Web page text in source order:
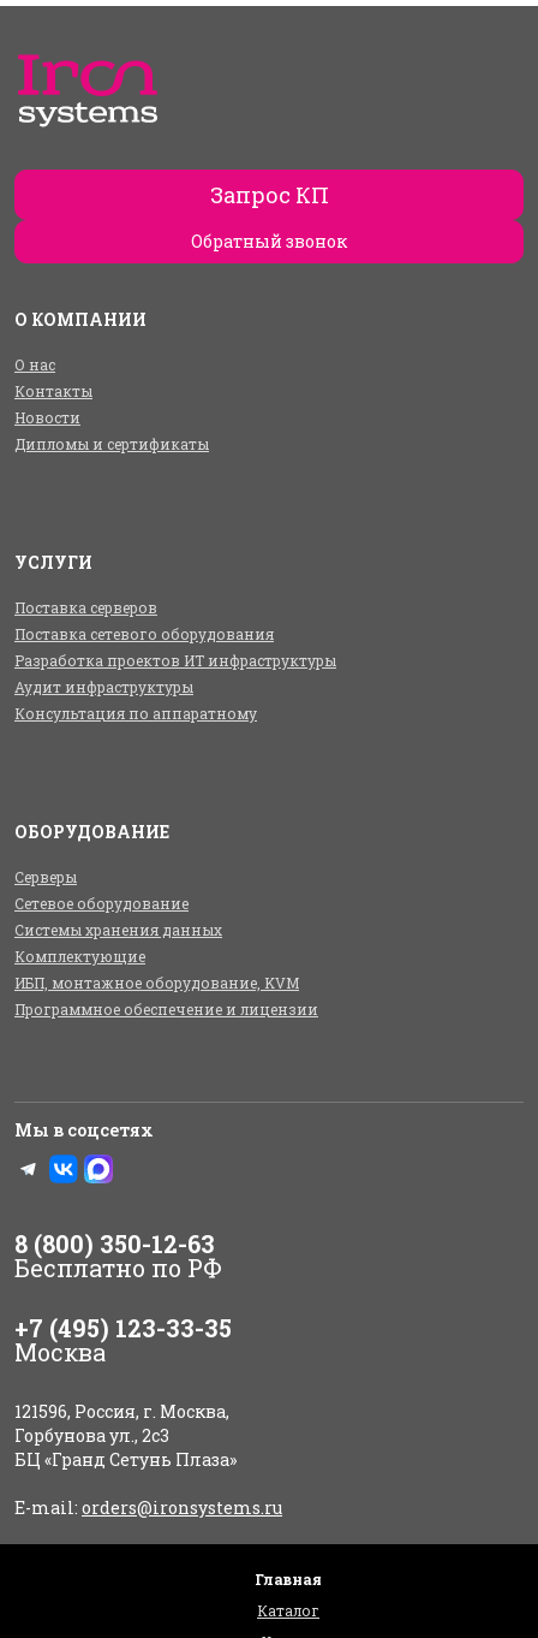
Запрос КП
Обратный звонок
О КОМПАНИИ
О нас
Контакты
Новости
Дипломы и сертификаты
УСЛУГИ
Поставка серверов
Поставка сетевого оборудования
Разработка проектов ИТ инфраструктуры
Аудит инфраструктуры
Консультация по аппаратному
ОБОРУДОВАНИЕ
Серверы
Сетевое оборудование
Системы хранения данных
Комплектующие
ИБП, монтажное оборудование, KVM
Программное обеспечение и лицензии
Мы в соцсетях
8 (800) 350-12-63
Бесплатно по РФ
+7 (495) 123-33-35
Москва
121596, Россия, г. Москва,
Горбунова ул., 2с3
БЦ «Гранд Сетунь Плаза»
E-mail: orders@ironsystems.ru
Главная
Каталог